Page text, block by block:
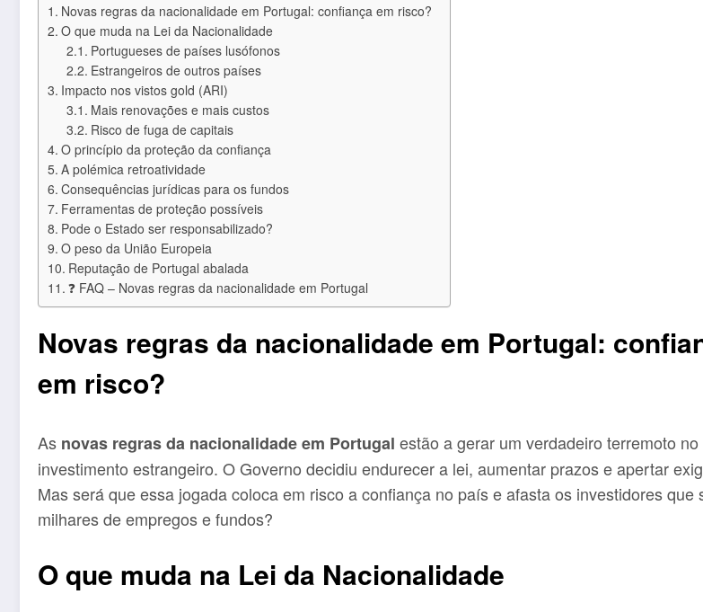
Novas regras da nacionalidade em Portugal: confiança em risco?
O que muda na Lei da Nacionalidade
Portugueses de países lusófonos
Estrangeiros de outros países
Impacto nos vistos gold (ARI)
Mais renovações e mais custos
Risco de fuga de capitais
O princípio da proteção da confiança
A polémica retroatividade
Consequências jurídicas para os fundos
Ferramentas de proteção possíveis
Pode o Estado ser responsabilizado?
O peso da União Europeia
Reputação de Portugal abalada
❓ FAQ – Novas regras da nacionalidade em Portugal
Novas regras da nacionalidade em Portugal:
em risco?
As novas regras da nacionalidade em Portugal estão a gerar um verdadeiro terremoto
investimento estrangeiro. O Governo decidiu endurecer a lei, aumentar prazos e apertar
Mas será que essa jogada coloca em risco a confiança no país e afasta os investidores que
milhares de empregos e fundos?
O que muda na Lei da Nacionalidade